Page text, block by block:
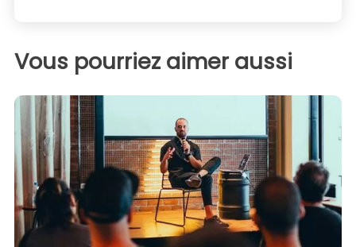
Vous pourriez aimer aussi